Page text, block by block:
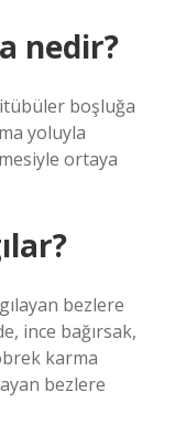
nedir?
boşluğa
yoluyla
ortaya
bezlere
ince bağırsak,
karma
bezlere